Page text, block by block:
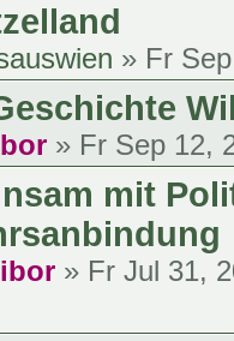
» Fr
» Fr Sep 12,
mit
» Fr Jul 31,